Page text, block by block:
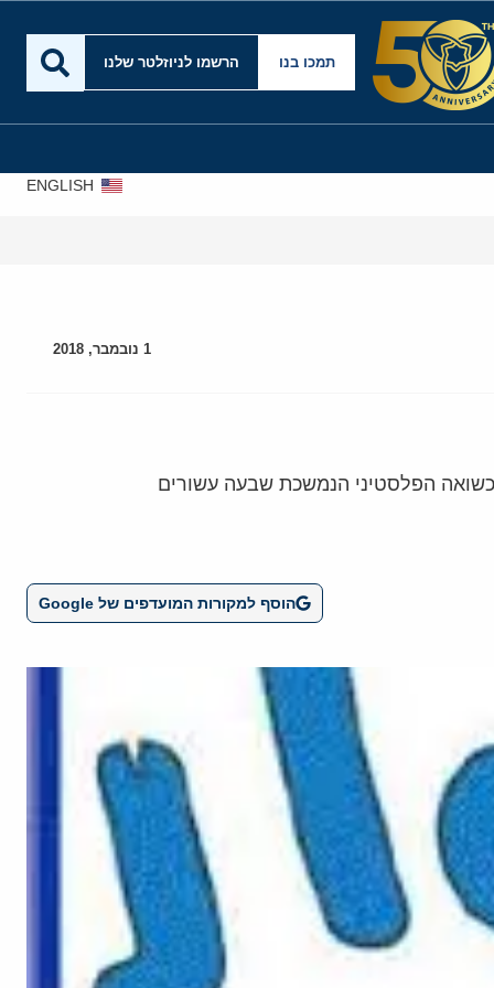
תמכו בנו הרשמו לניוזלטר שלנו
ENGLISH
1 נובמבר, 2018
הפלסטיני הנמשכת שבעה עשורים
הוסף למקורות המועדפים של Google